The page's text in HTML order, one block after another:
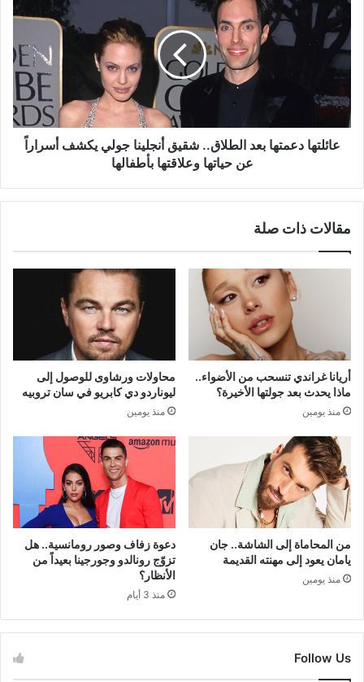
دعمتها
بعد
الطلاق..
شقيق
أنجلينا
يكشف
أسراراً
عنعائلتها دعمتها بعد الطلاق.. شقيق أنجلينا جولي يكشف أسراراً
عن حياتها وعلاقتها بأطفالها
مقالات ذات صلة
أريانا غراندي تنسحب من الأضواء..
ماذا يحدث بعد جولتها الأخيرة؟
منذ يومين
محاولات ورشاوى للوصول إلى
ليوناردو دي كابريو في سان تروبيه
منذ يومين
من المحاماة إلى الشاشة.. جان
يامان يعود إلى مهنته القديمة
منذ يومين
دعوة زفاف وصور رومانسية.. هل
تزوّج رونالدو وجورجينا بعيداً من
الأنظار؟
منذ 3 أيام
Follow Us